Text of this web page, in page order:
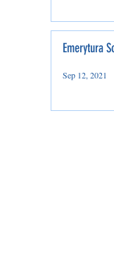
Emerytura
Sep 12, 2021